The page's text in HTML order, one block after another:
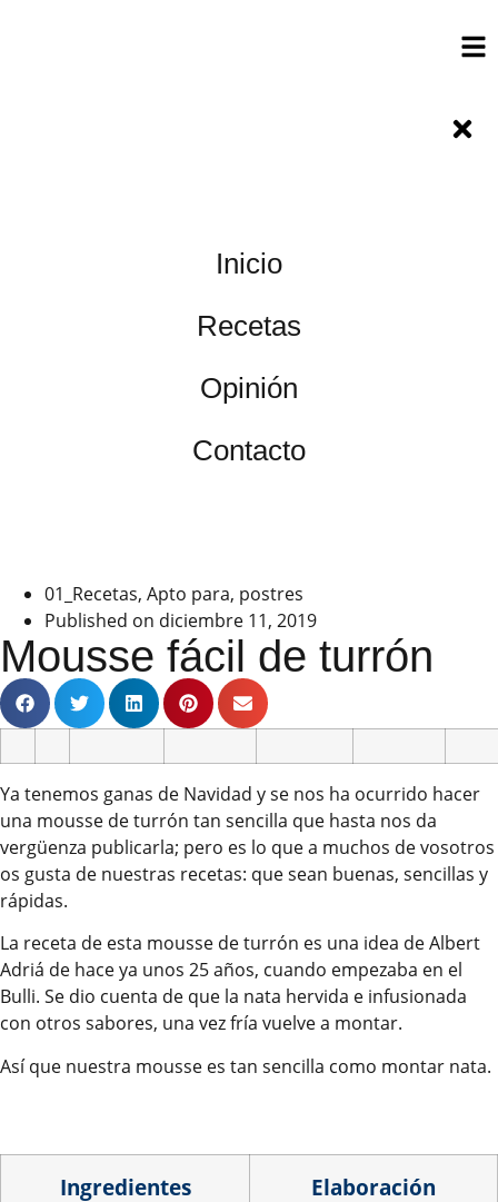
Inicio
Recetas
Opinión
Contacto
01_Recetas, Apto para, postres
Published on diciembre 11, 2019
Mousse fácil de turrón
Ya tenemos ganas de Navidad y se nos ha ocurrido hacer
una mousse de turrón tan sencilla que hasta nos da
vergüenza publicarla; pero es lo que a muchos de vosotros
os gusta de nuestras recetas: que sean buenas, sencillas y
rápidas.
La receta de esta mousse de turrón es una idea de Albert
Adriá de hace ya unos 25 años, cuando empezaba en el
Bulli. Se dio cuenta de que la nata hervida e infusionada
con otros sabores, una vez fría vuelve a montar.
Así que nuestra mousse es tan sencilla como montar nata.
Ingredientes Elaboración